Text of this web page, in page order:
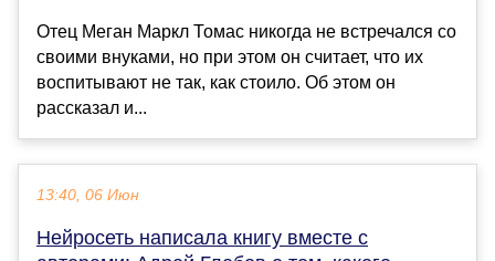
Отец Меган Маркл Томас никогда не встречался со
своими внуками, но при этом он считает, что их
воспитывают не так, как стоило. Об этом он
рассказал и...
13:40, 06 Июн
Нейросеть написала книгу вместе с